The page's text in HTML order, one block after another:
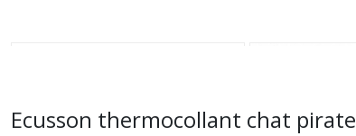
Ecusson thermocollant chat pirate